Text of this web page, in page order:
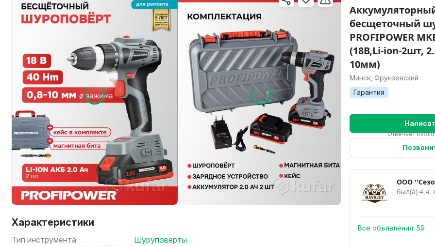
Характеристики
Тип инструмента
Шуруповерты
бесщеточный
PROFIPOWER
(18В,Li-ion-2шт,
10мм)
Минск, Фрунзенский
Гарантия
Отвечает
ООО
был(а) 4 ч.
Все объявления: 59